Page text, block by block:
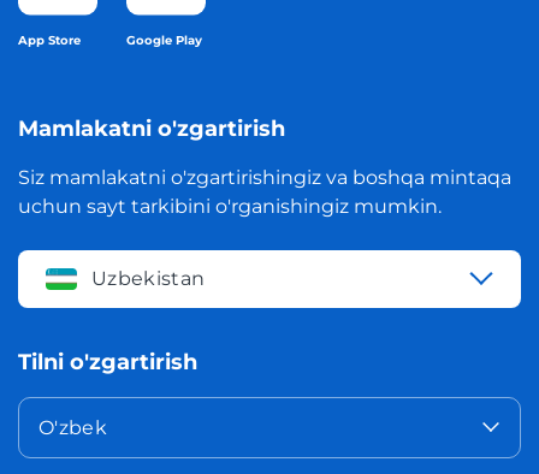
App Store Google Play
Mamlakatni o'zgartirish
Siz mamlakatni o'zgartirishingiz va boshqa mintaqa
uchun sayt tarkibini o'rganishingiz mumkin.
Uzbekistan
Tilni o'zgartirish
O'zbek